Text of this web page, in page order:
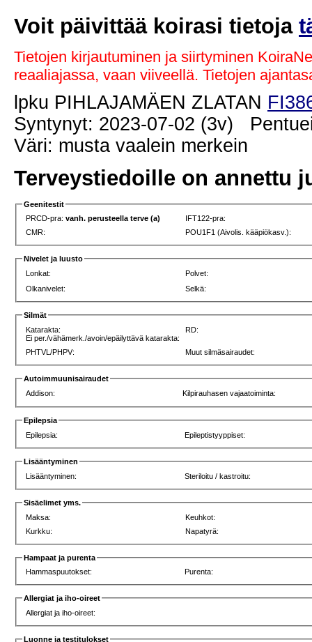
Voit päivittää koirasi tietoja
Tietojen kirjautuminen ja siirtyminen
reaaliajassa, vaan viiveellä. Tietojen
lpku PIHLAJAMÄEN ZLATAN
Syntynyt: 2023-07-02 (3v)
Väri: musta vaalein merkein
Terveystiedoille on annettu
Geenitestit
PRCD-pra:vanh. perusteella terve (a)
IFT122-pra:
CMR:
POU1F1 (Aivolis. kääpiökasv.):
Nivelet ja luusto
Lonkat:
Polvet:
Olkanivelet:
Selkä:
Silmät
Katarakta:
Ei per./vähämerk./avoin/epäilyttävä katarakta:
RD:
PHTVL/PHPV: Muut silmäsairaudet:
Autoimmuunisairaudet
Addison:
Kilpirauhasen vajaatoiminta:
Epilepsia
Epilepsia:
Epileptistyyppiset:
Lisääntyminen
Lisääntyminen:
Steriloitu / kastroitu:
Sisäelimet yms.
Maksa:
Keuhkot:
Kurkku:
Napatyrä:
Hampaat ja purenta
Hammaspuutokset:
Purenta:
Allergiat ja iho-oireet
Allergiat ja iho-oireet:
Luonne ja testitulokset